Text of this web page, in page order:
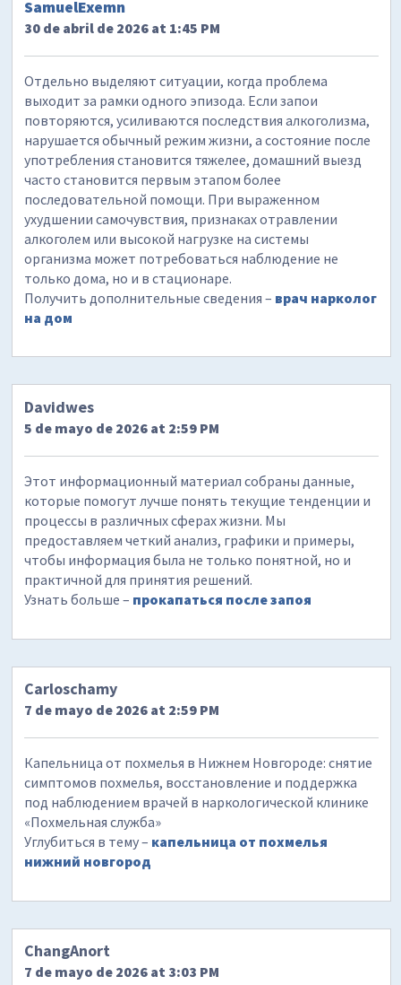
SamuelExemn
30 de abril de 2026 at 1:45 PM
Отдельно выделяют ситуации, когда проблема
выходит за рамки одного эпизода. Если запои
повторяются, усиливаются последствия алкоголизма,
нарушается обычный режим жизни, а состояние после
употребления становится тяжелее, домашний выезд
часто становится первым этапом более
последовательной помощи. При выраженном
ухудшении самочувствия, признаках отравлении
алкоголем или высокой нагрузке на системы
организма может потребоваться наблюдение не
только дома, но и в стационаре.
Получить дополнительные сведения – врач нарколог
на дом
Davidwes
5 de mayo de 2026 at 2:59 PM
Этот информационный материал собраны данные,
которые помогут лучше понять текущие тенденции и
процессы в различных сферах жизни. Мы
предоставляем четкий анализ, графики и примеры,
чтобы информация была не только понятной, но и
практичной для принятия решений.
Узнать больше – прокапаться после запоя
Carloschamy
7 de mayo de 2026 at 2:59 PM
Капельница от похмелья в Нижнем Новгороде: снятие
симптомов похмелья, восстановление и поддержка
под наблюдением врачей в наркологической клинике
«Похмельная служба»
Углубиться в тему – капельница от похмелья
нижний новгород
ChangAnort
7 de mayo de 2026 at 3:03 PM